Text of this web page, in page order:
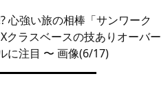
心強い旅の相棒「サンワーク
クラスベースの技ありオーバー
に注目 〜 画像(6/17)